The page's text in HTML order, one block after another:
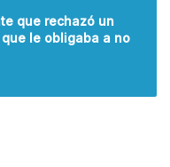
que rechazó un
le obligaba a no